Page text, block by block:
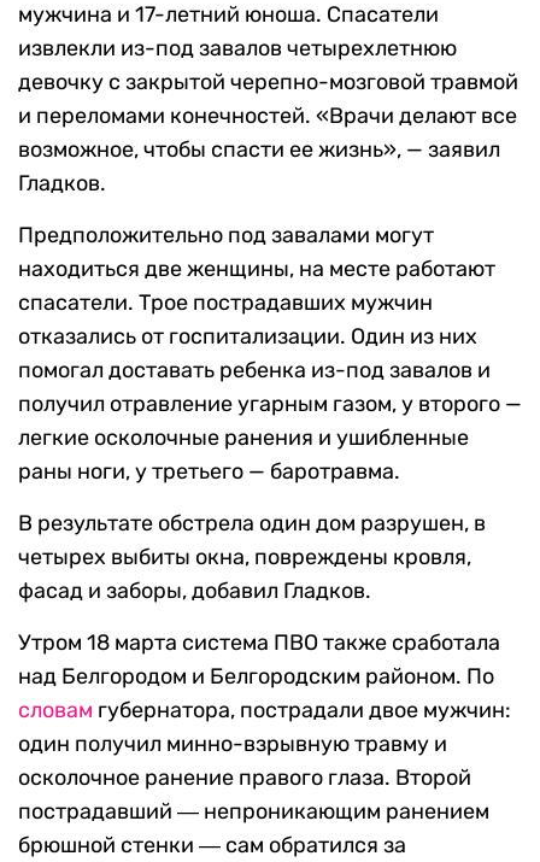
мужчина и 17-летний юноша. Спасатели
извлекли из-под завалов четырехлетнюю
девочку с закрытой черепно-мозговой травмой
и переломами конечностей. «Врачи делают все
возможное, чтобы спасти ее жизнь», — заявил
Гладков.
Предположительно под завалами могут
находиться две женщины, на месте работают
спасатели. Трое пострадавших мужчин
отказались от госпитализации. Один из них
помогал доставать ребенка из-под завалов и
получил отравление угарным газом, у второго —
легкие осколочные ранения и ушибленные
раны ноги, у третьего — баротравма.
В результате обстрела один дом разрушен, в
четырех выбиты окна, повреждены кровля,
фасад и заборы, добавил Гладков.
Утром 18 марта система ПВО также сработала
над Белгородом и Белгородским районом. По
словам губернатора, пострадали двое мужчин:
один получил минно-взрывную травму и
осколочное ранение правого глаза. Второй
пострадавший ― непроникающим ранением
брюшной стенки ― сам обратился за